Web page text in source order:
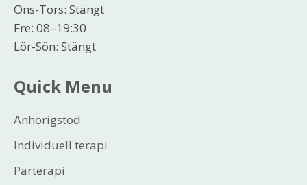
Ons-Tors: Stängt
Fre: 08–19:30
Lör-Sön: Stängt
Quick Menu
Anhörigstöd
Individuell terapi
Parterapi